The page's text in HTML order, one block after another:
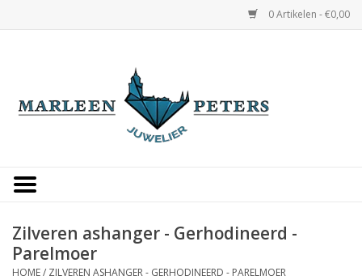
0 Artikelen - €0,00
Occasions
Zilveren ashanger - Gerhodineerd -
Parelmoer
HOME/ ZILVEREN ASHANGER - GERHODINEERD - PARELMOER